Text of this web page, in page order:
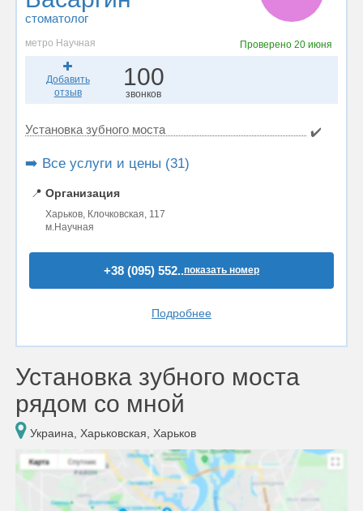
стоматолог
метро Научная Проверено 20 июня
Добавить
отзыв
100
звонков
Установка зубного моста ✔️
➡️ Все услуги и цены (31)
📍 Организация
Харьков, Клочковская, 117
м.Научная
+38 (095) 552..показать номер
Подробнее
Установка зубного моста
рядом со мной
Украина, Харьковская, Харьков